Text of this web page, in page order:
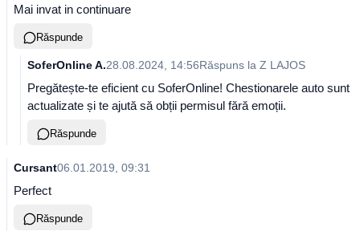
Mai invat in continuare
Răspunde
SoferOnline A.28.08.2024, 14:56Răspuns la Z LAJOS
Pregătește-te eficient cu SoferOnline! Chestionarele auto sunt
actualizate și te ajută să obții permisul fără emoții.
Răspunde
Cursant06.01.2019, 09:31
Perfect
Răspunde